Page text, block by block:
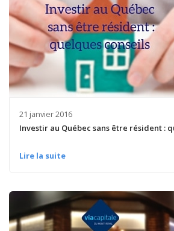
21 janvier 2016
Investir au Québec sans être résident :
Lire la suite